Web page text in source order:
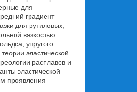
для
градиент
для рутиловых,
вязкостью
упругого
эластической
расплавов и
эластической
проявления